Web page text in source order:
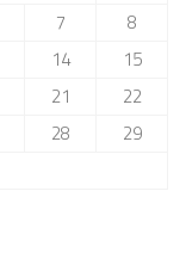
7
8
14
15
21
22
28
29